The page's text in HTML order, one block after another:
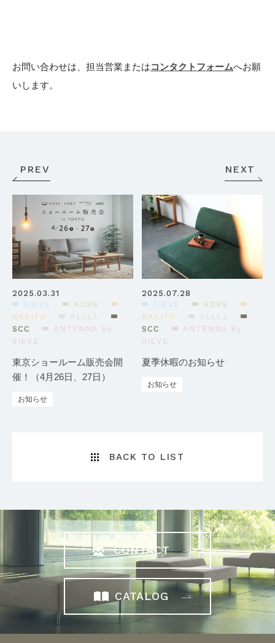
お問い合わせは、担当営業またはコンタクトフォームへお願
いします。
PREV
2025.03.31
SIEVE
ADRS
KKEITO
ALLLL
SCC
ANTENNA by
SIEVE
東京ショールーム販売会開
催！（4月26日、27日）
お知らせ
NEXT
2025.07.28
SIEVE
ADRS
KKEITO
ALLLL
SCC
ANTENNA by
SIEVE
夏季休暇のお知らせ
お知らせ
BACK TO LIST
CONTACT
CATALOG